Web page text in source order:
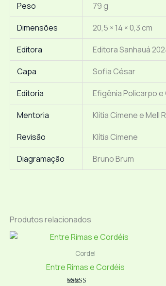
Peso 79 g
Dimensões 20,5 × 14 × 0,3 cm
Editora Editora Sanhauá
Capa Sofia César
Editoria Efigênia Policarpo
Mentoria Klítia Cimene e Mell
Revisão Klítia Cimene
Diagramação Bruno Brum
Produtos relacionados
Cordel
Entre Rimas e Cordéis